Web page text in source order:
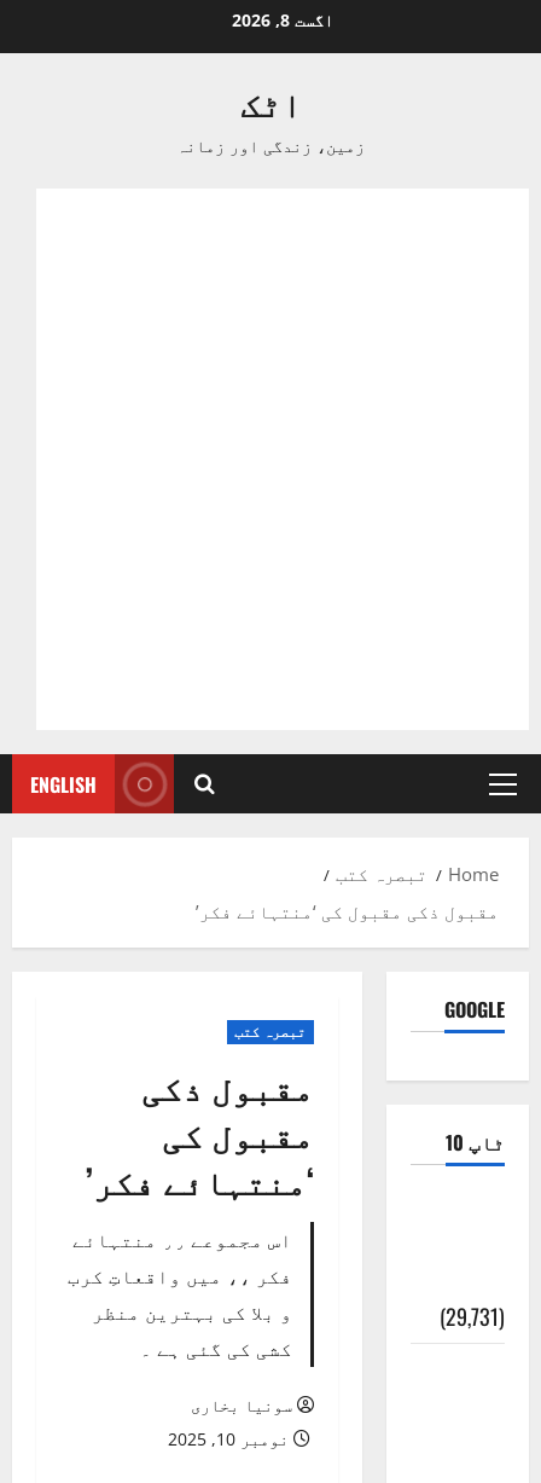
to
اگست 8, 2026
اٹک
زمین، زندگی اور زمانہ
Primary
ENGLISH
Home
تبصرہ کتب
مقبول ذکی مقبول کی ‘منتہائے فکر’
تبصرہ کتب
مقبول ذکی
مقبول کی
‘منتہائے فکر’
اس مجموعے ٫٫ منتہائے
فکر ،، میں واقعاتِ کرب
و بلا کی بہترین منظر
کشی کی گئی ہے ۔
سونیا بخاری
نومبر 10, 2025
GOOGLE
ٹاپ 10
(29,731)